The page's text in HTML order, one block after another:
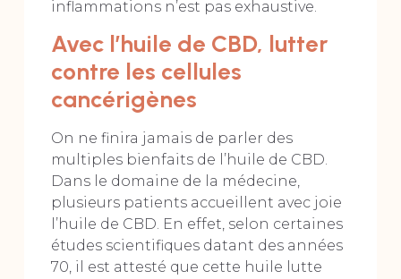
inflammations n’est pas exhaustive.
Avec l’huile de CBD, lutter
contre les cellules
cancérigènes
On ne finira jamais de parler des
multiples bienfaits de l’huile de CBD.
Dans le domaine de la médecine,
plusieurs patients accueillent avec joie
l’huile de CBD. En effet, selon certaines
études scientifiques datant des années
70, il est attesté que cette huile lutte